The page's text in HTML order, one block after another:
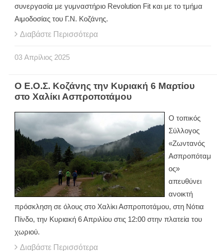
συνεργασία με γυμναστήριο Revolution Fit και με το τμήμα
Αιμοδοσίας του Γ.Ν. Κοζάνης.
Διαβάστε Περισσότερα
03 Απρίλιος 2025
Ο Ε.Ο.Σ. Κοζάνης την Κυριακή 6 Μαρτίου
στο Χαλίκι Ασπροποτάμου
Ο τοπικός
Σύλλογος
«Ζωντανός
Ασπροπόταμ
ος»
απευθύνει
ανοικτή
πρόσκληση σε όλους στο Χαλίκι Ασπροποτάμου, στη Νότια
Πίνδο, την Κυριακή 6 Απριλίου στις 12:00 στην πλατεία του
χωριού.
Διαβάστε Περισσότερα